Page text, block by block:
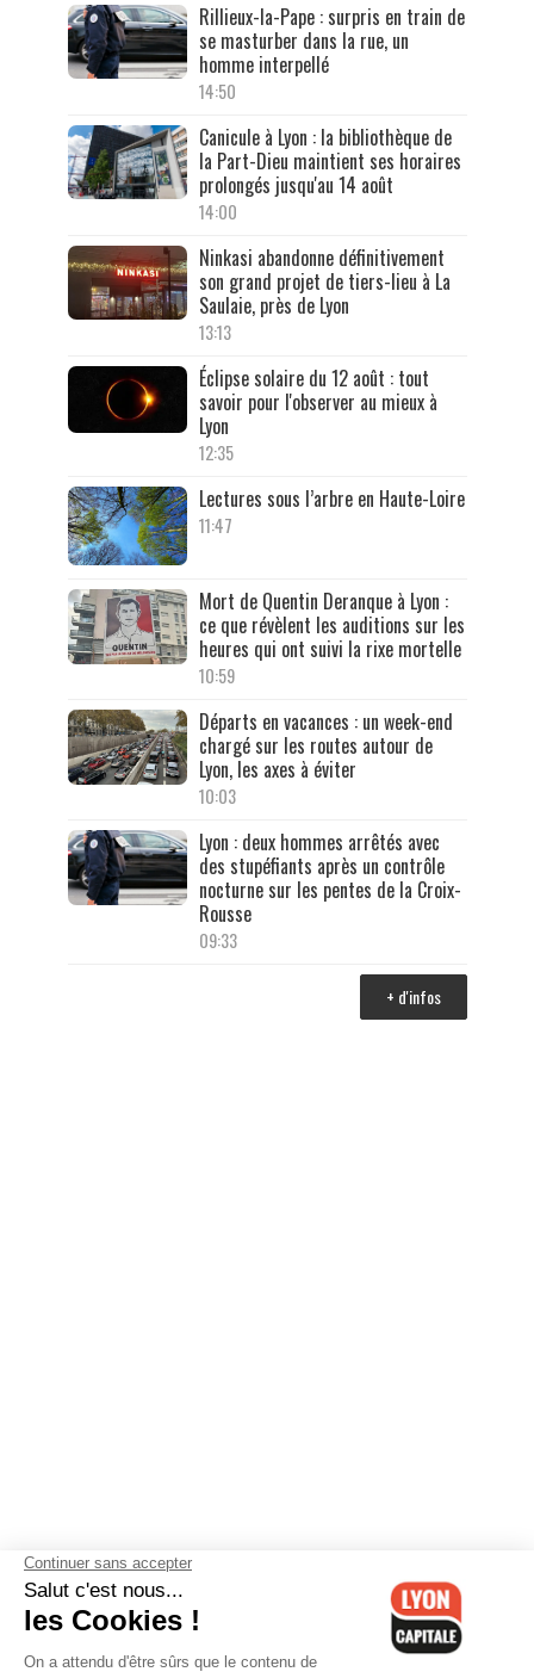
Rillieux-la-Pape : surpris en train de
se masturber dans la rue, un
homme interpellé
14:50
Canicule à Lyon : la bibliothèque de
la Part-Dieu maintient ses horaires
prolongés jusqu'au 14 août
14:00
Ninkasi abandonne définitivement
son grand projet de tiers-lieu à La
Saulaie, près de Lyon
13:13
Éclipse solaire du 12 août : tout
savoir pour l'observer au mieux à
Lyon
12:35
Lectures sous l’arbre en Haute-Loire
11:47
Mort de Quentin Deranque à Lyon :
ce que révèlent les auditions sur les
heures qui ont suivi la rixe mortelle
10:59
Départs en vacances : un week-end
chargé sur les routes autour de
Lyon, les axes à éviter
10:03
Lyon : deux hommes arrêtés avec
des stupéfiants après un contrôle
nocturne sur les pentes de la Croix-
Rousse
09:33
+ d'infos